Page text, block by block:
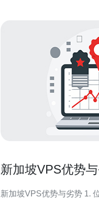
新加坡VPS优势
新加坡VPS优势与劣势 1. 位置优势：新加坡地理位置